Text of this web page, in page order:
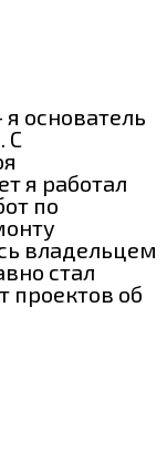
основатель
С
я работал
по
владельцем
стал
проектов об